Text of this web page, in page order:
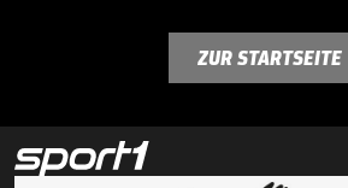
ZUR STARTSEITE